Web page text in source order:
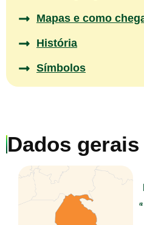
Mapas e como
História
Símbolos
Dados gerais